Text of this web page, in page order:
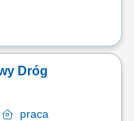
Dróg
praca